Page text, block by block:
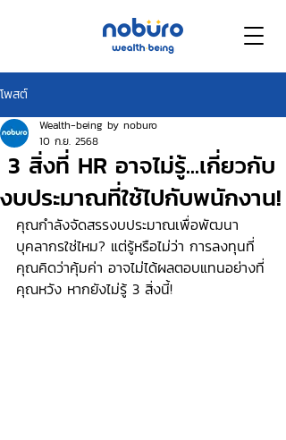
โพสต์
3 สิ่งที่ HR อาจไม่รู้...เกี่ยวกับ
งบประมาณที่ใช้ไปกับพนักงาน!
Wealth-being by noburo
10 ก.ย. 2568
คุณกำลังจัดสรรงบประมาณเพื่อพัฒนา
บุคลากรใช่ไหม? แต่รู้หรือไม่ว่า การลงทุนที่
คุณคิดว่าคุ้มค่า อาจไม่ได้ผลตอบแทนอย่างที่
คุณหวัง หากยังไม่รู้ 3 สิ่งนี้!